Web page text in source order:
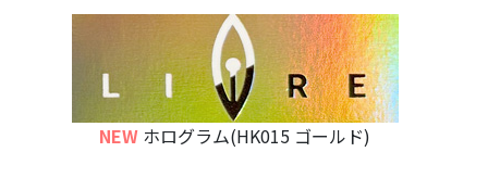
NEW ホログラム(HK015 ゴールド)